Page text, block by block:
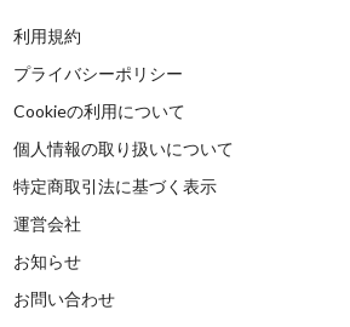
利用規約
プライバシーポリシー
Cookieの利用について
個人情報の取り扱いについて
特定商取引法に基づく表示
運営会社
お知らせ
お問い合わせ